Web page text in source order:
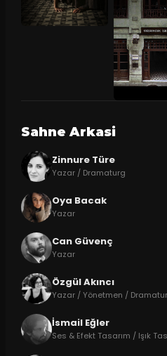
Sahne Arkasi
Zinnure Türe
Yazar / Dramaturg
Oya Bacak
Yazar
Can Güvenç
Yazar
Özgül Akıncı
Yazar / Yönetmen /
İsmail Eğler
Ses & Efekt Tasarım / Işık